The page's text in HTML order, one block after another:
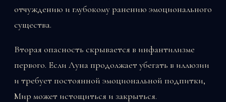
отчуждению и глубокому ранению эмоционального
существа.
Вторая опасность скрывается в инфантилизме
первого. Если Луна продолжает убегать в иллюзии
и требует постоянной эмоциональной подпитки,
Мир может истощиться и закрыться.